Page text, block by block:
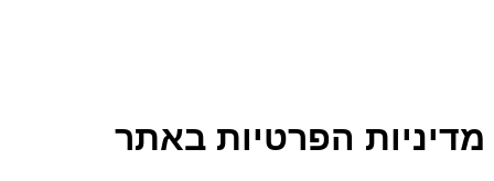
מדיניות הפרטיות באתר